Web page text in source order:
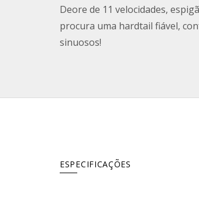
Deore de 11 velocidades,
procura uma hardtail fiável,
sinuosos!
ESPECIFICAÇÕES